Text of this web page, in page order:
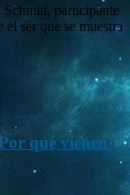
participante
ser que se muestra
qué vienen